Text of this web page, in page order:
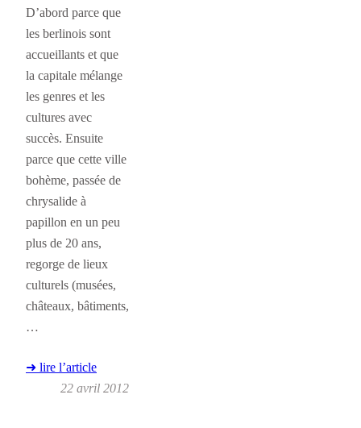
D’abord parce que
les berlinois sont
accueillants et que
la capitale mélange
les genres et les
cultures avec
succès. Ensuite
parce que cette ville
bohème, passée de
chrysalide à
papillon en un peu
plus de 20 ans,
regorge de lieux
culturels (musées,
châteaux, bâtiments,
…
➜ lire l’article
22 avril 2012